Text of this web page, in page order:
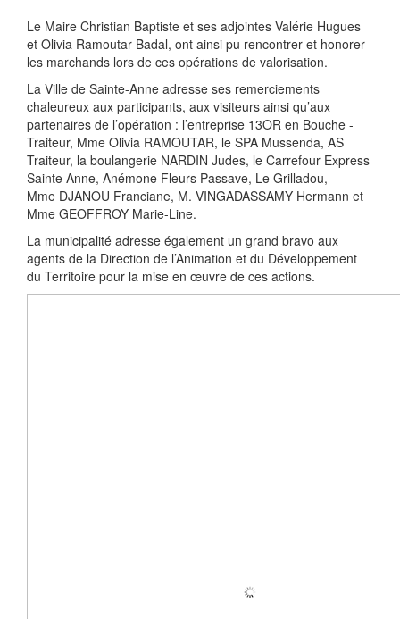
Le Maire Christian Baptiste et ses adjointes Valérie Hugues
et Olivia Ramoutar-Badal, ont ainsi pu rencontrer et honorer
les marchands lors de ces opérations de valorisation.
La Ville de Sainte-Anne adresse ses remerciements
chaleureux aux participants, aux visiteurs ainsi qu’aux
partenaires de l’opération : l’entreprise 13OR en Bouche -
Traiteur, Mme Olivia RAMOUTAR, le SPA Mussenda, AS
Traiteur, la boulangerie NARDIN Judes, le Carrefour Express
Sainte Anne, Anémone Fleurs Passave, Le Grilladou,
Mme DJANOU Franciane, M. VINGADASSAMY Hermann et
Mme GEOFFROY Marie-Line.
La municipalité adresse également un grand bravo aux
agents de la Direction de l’Animation et du Développement
du Territoire pour la mise en œuvre de ces actions.